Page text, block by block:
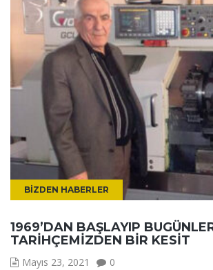
BIZDEN HABERLER
1969’DAN BAŞLAYIP
TARIHÇEMIZDEN BIR KESIT
Mayıs 23, 2021 0